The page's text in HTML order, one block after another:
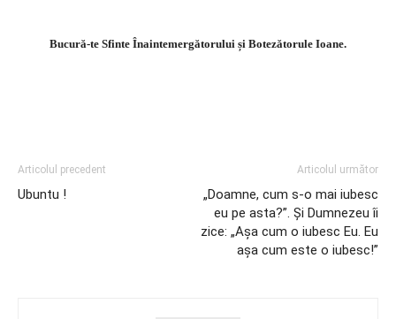
Bucură-te Sfinte Înaintemergătorului și Botezătorule Ioane.
Articolul precedent
Ubuntu !
Articolul următor
„Doamne, cum s-o mai iubesc
eu pe asta?”. Şi Dumnezeu îi
zice: „Aşa cum o iubesc Eu. Eu
aşa cum este o iubesc!”